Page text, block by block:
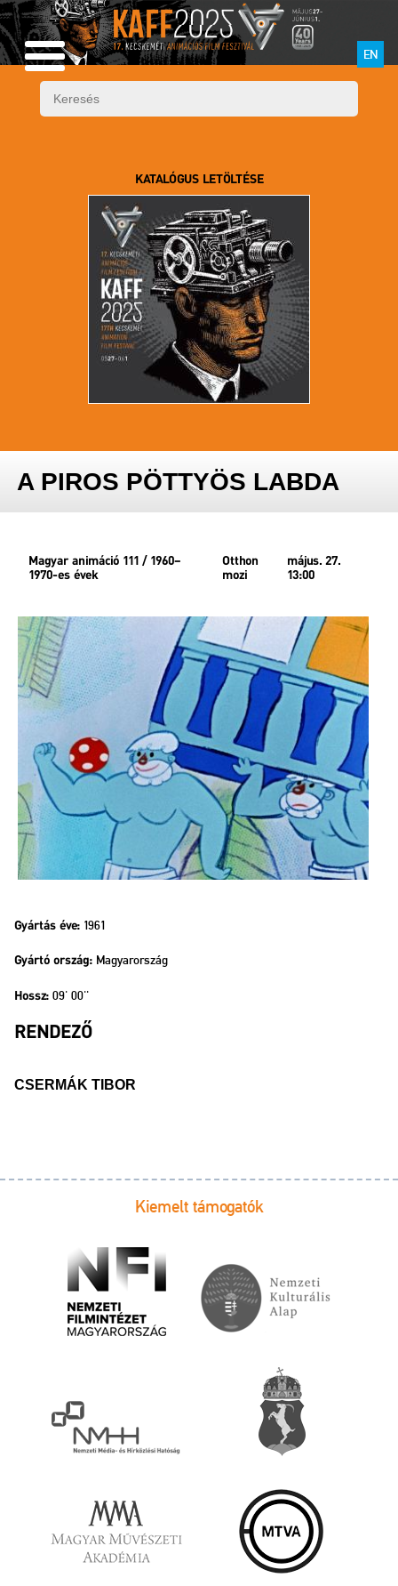
EN
KATALÓGUS LETÖLTÉSE
A PIROS PÖTTYÖS LABDA
Magyar animáció 111 / 1960–
1970-es évek
Otthon
mozi
május. 27.
13:00
Gyártás éve: 1961
Gyártó ország: Magyarország
Hossz: 09' 00''
RENDEZŐ
CSERMÁK TIBOR
Kiemelt támogatók